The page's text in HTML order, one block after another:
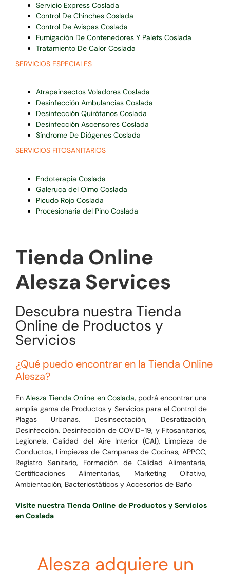
Servicio Express Coslada
Control De Chinches Coslada
Control De Avispas Coslada
Fumigación De Contenedores Y Palets Coslada
Tratamiento De Calor Coslada
SERVICIOS ESPECIALES
Atrapainsectos Voladores Coslada
Desinfección Ambulancias Coslada
Desinfección Quirófanos Coslada
Desinfección Ascensores Coslada
Síndrome De Diógenes Coslada
SERVICIOS FITOSANITARIOS
Endoterapia Coslada
Galeruca del Olmo Coslada
Picudo Rojo Coslada
Procesionaria del Pino Coslada
Tienda Online
Alesza Services
Descubra nuestra Tienda
Online de Productos y
Servicios
¿Qué puedo encontrar en la Tienda Online
Alesza?
EnAlesza Tienda Online en Coslada, podrá encontrar una
amplia gama de Productos y Servicios para elControl de
Plagas Urbanas, Desinsectación, Desratización,
Desinfección, Desinfección de COVID-19, y Fitosanitarios,
Legionela, Calidad del Aire Interior (CAI), Limpieza de
Conductos, Limpiezas de Campanas de Cocinas, APPCC,
Registro Sanitario, Formación de Calidad Alimentaria,
Certificaciones Alimentarias, Marketing Olfativo,
Ambientación, Bacteriostáticos y Accesorios de Baño
Visite nuestra Tienda Online de Productos y Servicios
en Coslada
Alesza adquiere un